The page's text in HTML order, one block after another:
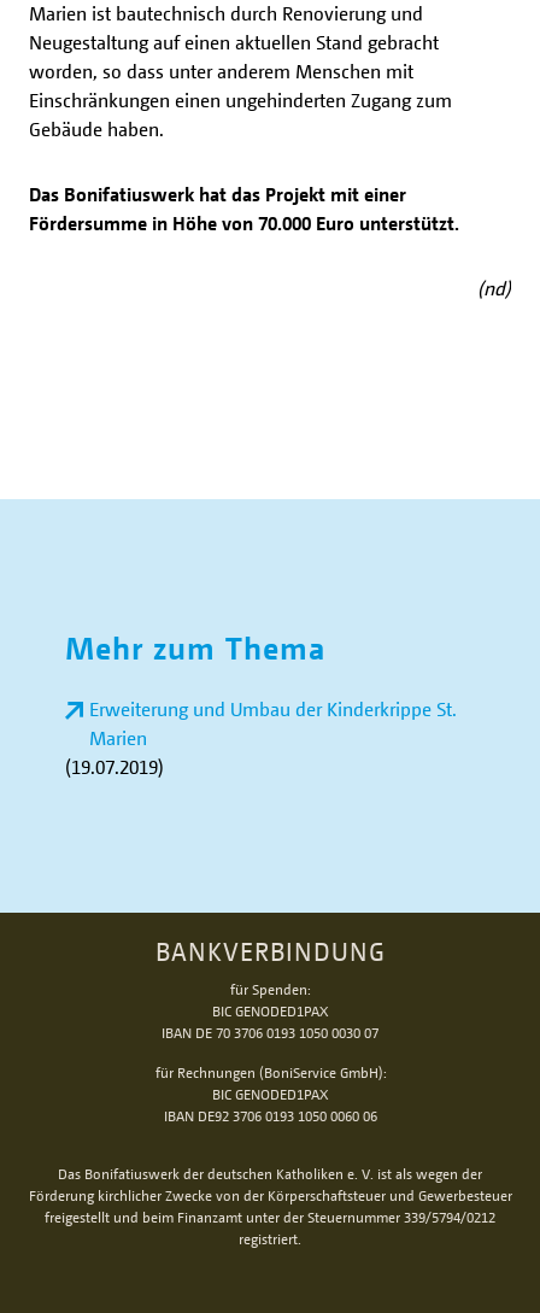
Marien ist bautechnisch durch Renovierung und
Neugestaltung auf einen aktuellen Stand gebracht
worden, so dass unter anderem Menschen mit
Einschränkungen einen ungehinderten Zugang zum
Gebäude haben.
Das Bonifatiuswerk hat das Projekt mit einer
Fördersumme in Höhe von 70.000 Euro unterstützt.
(nd)
Mehr zum Thema
Erweiterung und Umbau der Kinderkrippe St.
Marien
(19.07.2019)
BANKVERBINDUNG
für Spenden:
BIC GENODED1PAX
IBAN DE 70 3706 0193 1050 0030 07
für Rechnungen (BoniService GmbH):
BIC GENODED1PAX
IBAN DE92 3706 0193 1050 0060 06
Das Bonifatiuswerk der deutschen Katholiken e. V. ist als wegen der
Förderung kirchlicher Zwecke von der Körperschaftsteuer und Gewerbesteuer
freigestellt und beim Finanzamt unter der Steuernummer 339/5794/0212
registriert.